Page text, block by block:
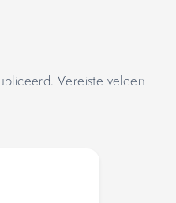
Vereiste velden